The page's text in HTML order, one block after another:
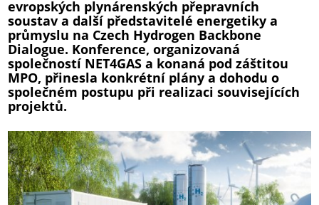
evropských plynárenských přepravních
soustav a další představitelé energetiky a
průmyslu na Czech Hydrogen Backbone
Dialogue. Konference, organizovaná
společností NET4GAS a konaná pod záštitou
MPO, přinesla konkrétní plány a dohodu o
společném postupu při realizaci souvisejících
projektů.